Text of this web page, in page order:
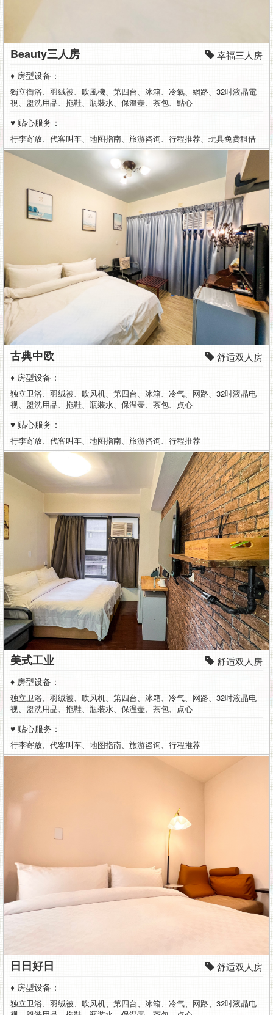
热
闹
的
逢
甲
夜
市,
住
宿
环
单
纯,
干
净
舒
适,
附
近
有
公
牌
交
通
方
便,
另
有
机
车
借
及
车
服
务,
对
是
Beauty三人房 幸福三人房
♦ 房型设备：
獨立衛浴、羽絨被、吹風機、第四台、冰箱、冷氣、網路、32吋液晶電
視、盥洗用品、拖鞋、瓶裝水、保溫壺、茶包、點心
♥ 贴心服务：
行李寄放、代客叫车、地图指南、旅游咨询、行程推荐、玩具免费租借
古典中欧 舒适双人房
♦ 房型设备：
独立卫浴、羽绒被、吹风机、第四台、冰箱、冷气、网路、32吋液晶电
视、盥洗用品、拖鞋、瓶装水、保温壶、茶包、点心
♥ 贴心服务：
行李寄放、代客叫车、地图指南、旅游咨询、行程推荐
美式工业 舒适双人房
♦ 房型设备：
独立卫浴、羽绒被、吹风机、第四台、冰箱、冷气、网路、32吋液晶电
视、盥洗用品、拖鞋、瓶装水、保温壶、茶包、点心
♥ 贴心服务：
行李寄放、代客叫车、地图指南、旅游咨询、行程推荐
日日好日 舒适双人房
♦ 房型设备：
独立卫浴、羽绒被、吹风机、第四台、冰箱、冷气、网路、32吋液晶电